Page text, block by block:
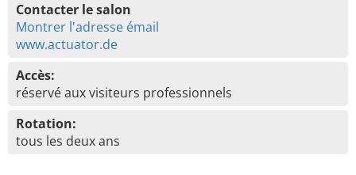
Contacter le salon
Montrer l'adresse émail
www.actuator.de
Accès:
réservé aux visiteurs professionnels
Rotation:
tous les deux ans